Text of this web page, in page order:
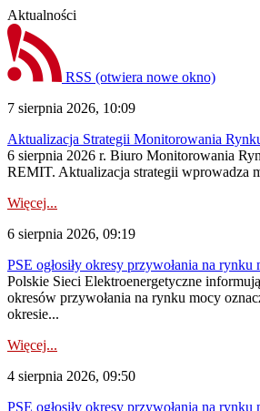
Aktualności
RSS (otwiera nowe okno)
7 sierpnia 2026, 10:09
Aktualizacja Strategii Monitorowania
6 sierpnia 2026 r. Biuro Monitorowania
REMIT. Aktualizacja strategii wprowadza
Więcej...
6 sierpnia 2026, 09:19
PSE ogłosiły okresy przywołania na rynku
Polskie Sieci Elektroenergetyczne
okresów przywołania na rynku mocy
okresie...
Więcej...
4 sierpnia 2026, 09:50
PSE ogłosiły okresy przywołania na rynku